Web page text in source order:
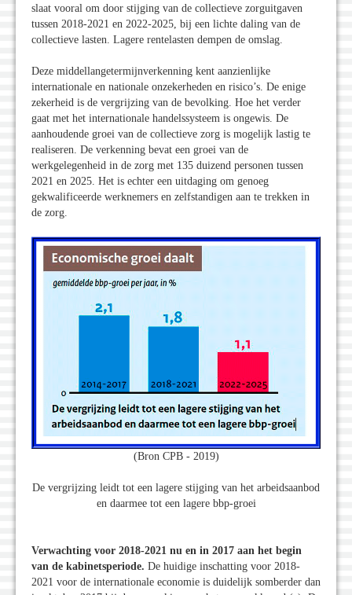
slaat vooral om door stijging van de collectieve zorguitgaven
tussen 2018-2021 en 2022-2025, bij een lichte daling van de
collectieve lasten. Lagere rentelasten dempen de omslag.
Deze middellangetermijnverkenning kent aanzienlijke
internationale en nationale onzekerheden en risico’s. De enige
zekerheid is de vergrijzing van de bevolking. Hoe het verder
gaat met het internationale handelssysteem is ongewis. De
aanhoudende groei van de collectieve zorg is mogelijk lastig te
realiseren. De verkenning bevat een groei van de
werkgelegenheid in de zorg met 135 duizend personen tussen
2021 en 2025. Het is echter een uitdaging om genoeg
gekwalificeerde werknemers en zelfstandigen aan te trekken in
de zorg.
(Bron CPB - 2019)
De vergrijzing leidt tot een lagere stijging van het arbeidsaanbod
en daarmee tot een lagere bbp-groei
Verwachting voor 2018-2021 nu en in 2017 aan het begin
van de kabinetsperiode. De huidige inschatting voor 2018-
2021 voor de internationale economie is duidelijk somberder dan